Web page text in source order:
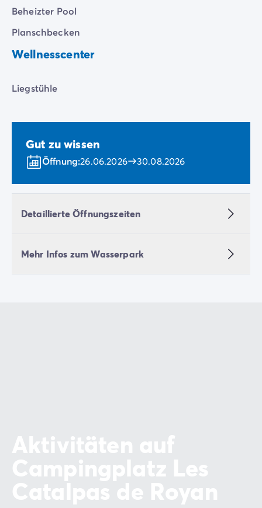
Damit jeder davon profitieren kann, ist der Pool für
Beheizter Pool
Planschbecken
Wellnesscenter
Liegstühle
Gut zu wissen
Öffnung:26.06.2026 30.08.2026
Detaillierte Öffnungszeiten
Mehr Infos zum Wasserpark